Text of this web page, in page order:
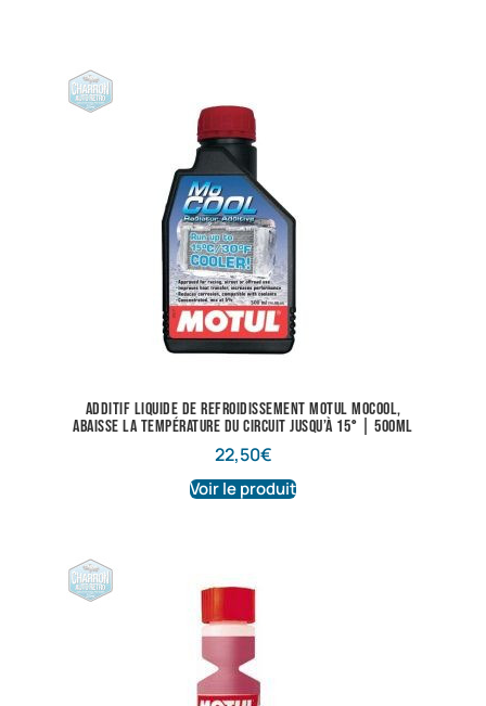
Additif liquide de refroidissement Motul Mocool,
abaisse la température du circuit jusqu’à 15° | 500ml
22,50€
Voir le produit